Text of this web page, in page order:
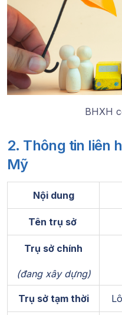
BHXH
2. Thông tin liên
Mỹ
Nội dung
Tên trụ sở
Trụ sở chính
(đang xây dựng)
Trụ sở tạm thời